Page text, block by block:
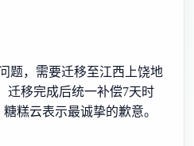
题，需要迁移至江西上饶地
迁移完成后统一补偿7天时
糕云表示最诚挚的歉意。